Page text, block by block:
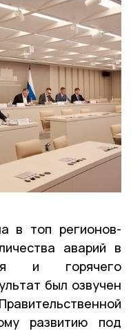
в топ регионов-
аварий в
и горячего
был озвучен
развитию под